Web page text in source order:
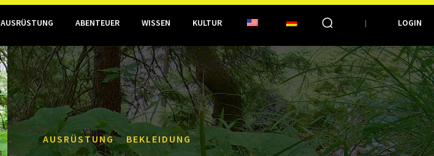
AUSRÜSTUNG ABENTEUER WISSEN KULTUR LOGIN
AUSRÜSTUNG BEKLEIDUNG